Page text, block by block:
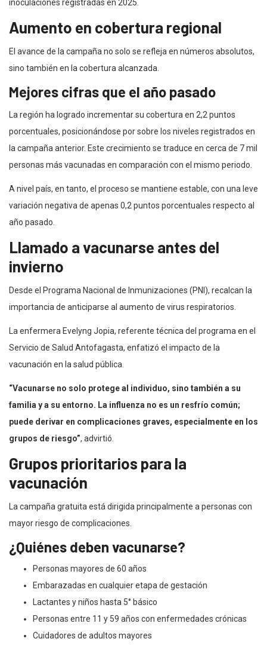
inoculaciones registradas en 2025.
Aumento en cobertura regional
El avance de la campaña no solo se refleja en números absolutos,
sino también en la cobertura alcanzada.
Mejores cifras que el año pasado
La región ha logrado incrementar su cobertura en 2,2 puntos
porcentuales, posicionándose por sobre los niveles registrados en
la campaña anterior. Este crecimiento se traduce en cerca de 7 mil
personas más vacunadas en comparación con el mismo periodo.
A nivel país, en tanto, el proceso se mantiene estable, con una leve
variación negativa de apenas 0,2 puntos porcentuales respecto al
año pasado.
Llamado a vacunarse antes del
invierno
Desde el Programa Nacional de Inmunizaciones (PNI), recalcan la
importancia de anticiparse al aumento de virus respiratorios.
La enfermera Evelyng Jopia, referente técnica del programa en el
Servicio de Salud Antofagasta, enfatizó el impacto de la
vacunación en la salud pública.
“Vacunarse no solo protege al individuo, sino también a su
familia y a su entorno. La influenza no es un resfrío común;
puede derivar en complicaciones graves, especialmente en los
grupos de riesgo”, advirtió.
Grupos prioritarios para la
vacunación
La campaña gratuita está dirigida principalmente a personas con
mayor riesgo de complicaciones.
¿Quiénes deben vacunarse?
Personas mayores de 60 años
Embarazadas en cualquier etapa de gestación
Lactantes y niños hasta 5° básico
Personas entre 11 y 59 años con enfermedades crónicas
Cuidadores de adultos mayores